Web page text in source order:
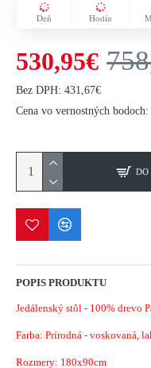
Deň Hodín
530,95€
Bez DPH: 431,67€
Cena vo vernostných bodoch:
DO
POPIS PRODUKTU
Jedálenský stôl - 100% drevo
Farba: Prírodná - voskovaná,
Rozmery: 180x90cm